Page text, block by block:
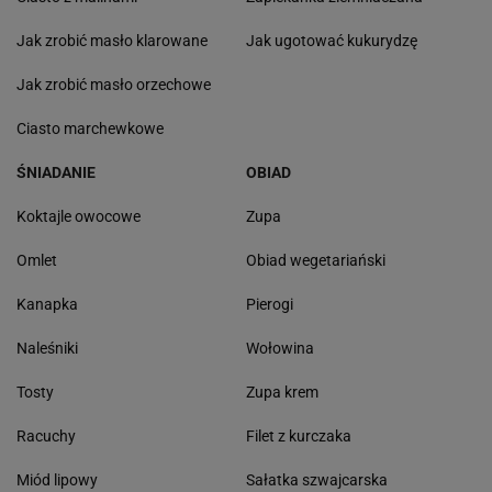
Jak zrobić masło klarowane
Jak zrobić masło orzechowe
Ciasto marchewkowe
Jak ugotować kukurydzę
ŚNIADANIE
Koktajle owocowe
Omlet
Kanapka
Naleśniki
Tosty
Racuchy
Miód lipowy
OBIAD
Zupa
Obiad wegetariański
Pierogi
Wołowina
Zupa krem
Filet z kurczaka
Sałatka szwajcarska